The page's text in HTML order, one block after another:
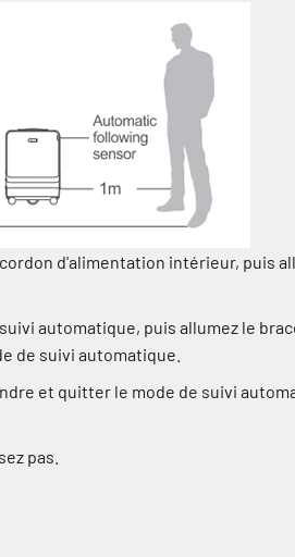
d'alimentation intérieur, puis
automatique, puis allumez le
de suivi automatique.
et quitter le mode de suivi
pas.